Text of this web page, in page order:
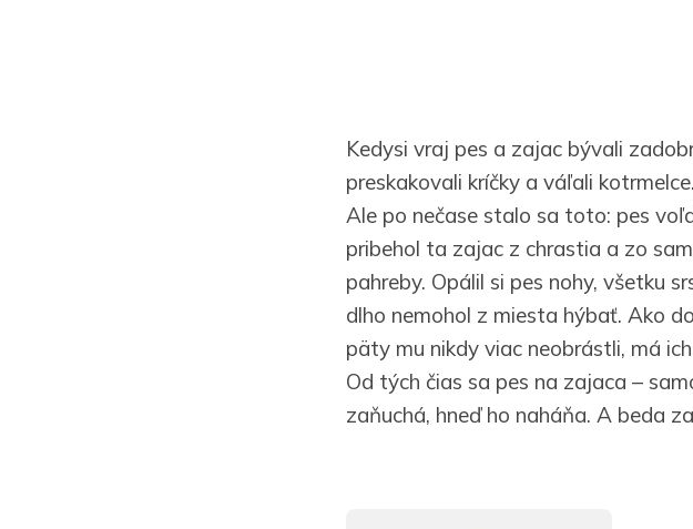
Kedysi vraj pes a zajac bývali
preskakovali kríčky a váľali kotrmelce.
Ale po nečase stalo sa toto: pes
pribehol ta zajac z chrastia a zo
pahreby. Opálil si pes nohy, všetku
dlho nemohol z miesta hýbať. Ako
päty mu nikdy viac neobrástli, má
Od tých čias sa pes na zajaca –
zaňuchá, hneď ho naháňa. A beda